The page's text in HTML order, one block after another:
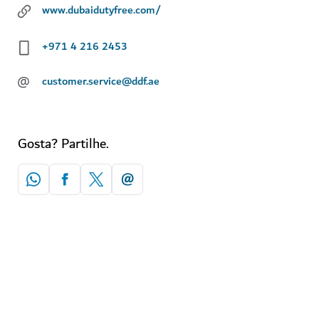
www.dubaidutyfree.com/
+971 4 216 2453
@ customer.service@ddf.ae
Gosta? Partilhe.